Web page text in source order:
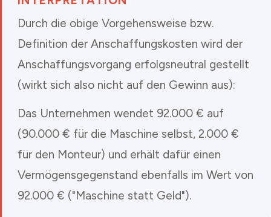
Durch die obige Vorgehensweise bzw.
Definition der Anschaffungskosten wird der
Anschaffungsvorgang erfolgsneutral gestellt
(wirkt sich also nicht auf den Gewinn aus):
Das Unternehmen wendet 92.000 € auf
(90.000 € für die Maschine selbst, 2.000 €
für den Monteur) und erhält dafür einen
Vermögensgegenstand ebenfalls im Wert von
92.000 € ("Maschine statt Geld").